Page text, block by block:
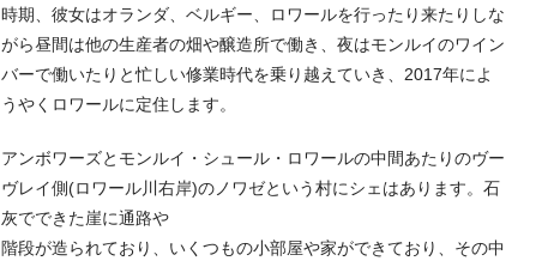
時期、彼女はオランダ、ベルギー、ロワールを行ったり来たりしな
がら昼間は他の生産者の畑や醸造所で働き、夜はモンルイのワイン
バーで働いたりと忙しい修業時代を乗り越えていき、2017年によ
うやくロワールに定住します。
アンボワーズとモンルイ・シュール・ロワールの中間あたりのヴー
ヴレイ側(ロワール川右岸)のノワゼという村にシェはあります。石
灰でできた崖に通路や
階段が造られており、いくつもの小部屋や家ができており、その中